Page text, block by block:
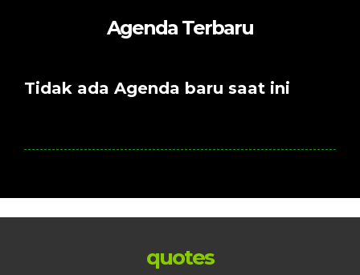
Agenda Terbaru
Tidak ada Agenda baru saat ini
quotes